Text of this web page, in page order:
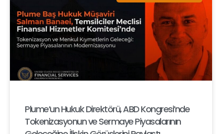
Plume’un Hukuk Direktörü, ABD Kongresi’nde
Tokenizasyonun ve Sermaye Piyasalarının